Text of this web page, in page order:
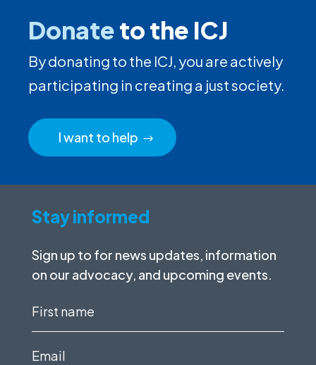
Donateto the ICJ
By donating to the ICJ, you are actively
participating in creating a just society.
I want to help
Stay informed
Sign up to for news updates, information
on our advocacy, and upcoming events.
First
Email